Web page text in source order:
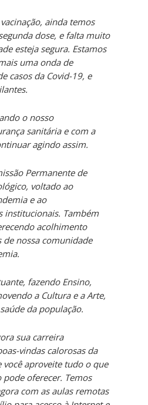
ainda temos
dose, e falta muito
esteja segura. Estamos
uma onda de
casos da Covid-19, e
o nosso
sanitária e com a
agindo assim.
Permanente de
voltado ao
e ao
institucionais. Também
acolhimento
nossa comunidade
fazendo Ensino,
a Cultura e a Arte,
da população.
sua carreira
vindas calorosas da
você aproveite tudo o que
oferecer. Temos
com as aulas remotas